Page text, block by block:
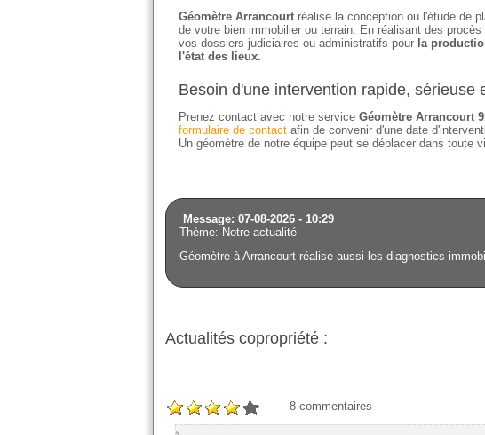
Géomètre Arrancourt réalise la conception ou l'étude de
de votre bien immobilier ou terrain. En réalisant des
vos dossiers judiciaires ou administratifs pour la
l'état des lieux.
Besoin d'une intervention rapide, sérieuse
Prenez contact avec notre service Géomètre Arrancourt
formulaire de contact afin de convenir d'une date
Un géomètre de notre équipe peut se déplacer dans toute
Message: 07-08-2026 - 10:29
Thème: Notre actualité
Géomètre à Arrancourt réalise aussi les diagnostics
Actualités copropriété :
8 commentaires